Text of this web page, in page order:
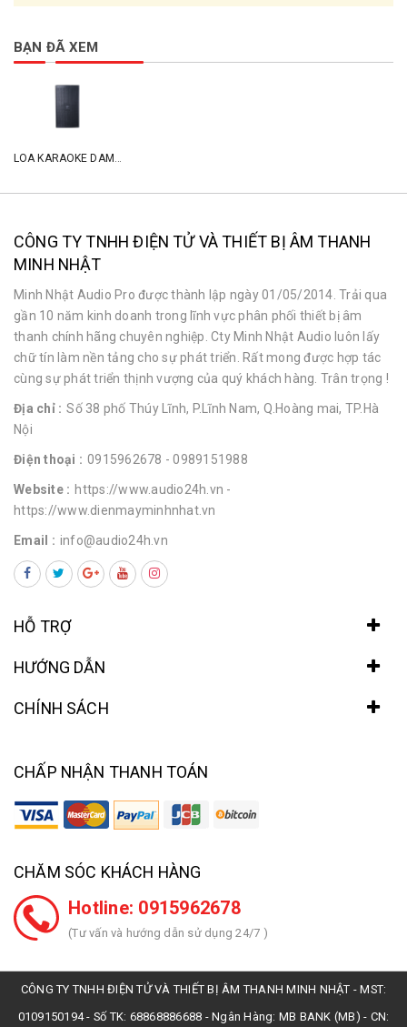
BẠN ĐÃ XEM
CÔNG TY TNHH ĐIỆN TỬ VÀ THIẾT BỊ ÂM THANH
MINH NHẬT
Minh Nhật Audio Pro được thành lập ngày 01/05/2014. Trải qua
gần 10 năm kinh doanh trong lĩnh vực phân phối thiết bị âm
thanh chính hãng chuyên nghiệp. Cty Minh Nhật Audio luôn lấy
chữ tín làm nền tảng cho sự phát triển. Rất mong được hợp tác
cùng sự phát triển thịnh vượng của quý khách hàng. Trân trọng !
Địa chỉ : Số 38 phố Thúy Lĩnh, P.Lĩnh Nam, Q.Hoàng mai, TP.Hà
Nội
Điện thoại : 0915962678 - 0989151988
Website : https://www.audio24h.vn -
https://www.dienmayminhnhat.vn
Email : info@audio24h.vn
HỖ TRỢ
HƯỚNG DẪN
CHÍNH SÁCH
CHẤP NHẬN THANH TOÁN
CHĂM SÓC KHÁCH HÀNG
Hotline: 0915962678
(Tư vấn và hướng dẫn sử dụng 24/7 )
CÔNG TY TNHH ĐIỆN TỬ VÀ THIẾT BỊ ÂM THANH MINH NHẬT - MST:
0109150194 - Số TK: 68868886688 - Ngân Hàng: MB BANK (MB) - CN: